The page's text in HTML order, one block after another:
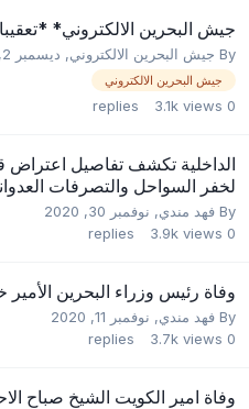
جيش البحرين الالكتروني*
By جيش البحرين الالكتروني, ديسمبر 2, 2020
جيش البحرين الالكتروني
0
replies 3.1k views
الداخلية تكشف تفاصيل اعتراض
لخفر السواحل والتصرفات
By فهد مندي, نوفمبر 30, 2020
0
replies 3.9k views
وفاة رئيس وزراء البحرين
By فهد مندي, نوفمبر 11, 2020
0
replies 3.7k views
وفاة امير الكويت الشيخ صباح